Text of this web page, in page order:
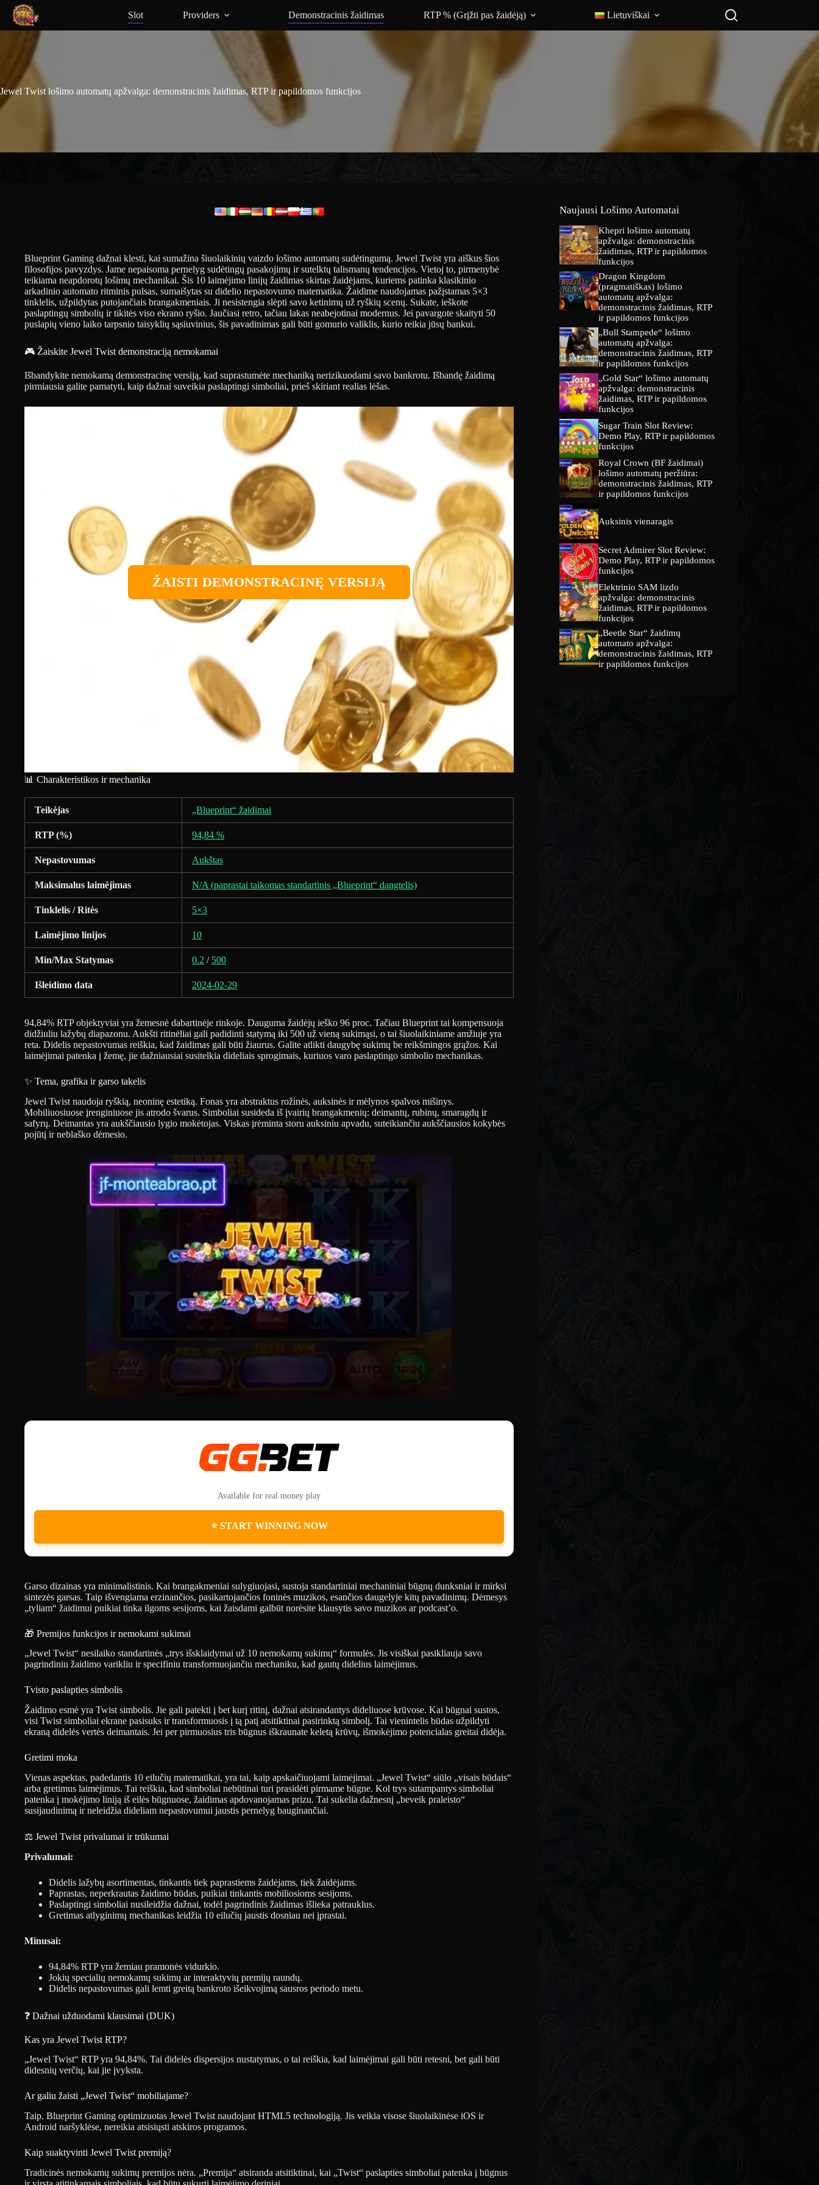
Slot Providers Demonstracinis žaidimas RTP % (Grįžti pas žaidėją) Lietuviškai
Jewel Twist lošimo automatų apžvalga: demonstracinis žaidimas, RTP ir papildomos funkcijos
Blueprint Gaming dažnai klesti, kai sumažina šiuolaikinių vaizdo lošimo automatų sudėtingumą. Jewel Twist yra aiškus šios
filosofijos pavyzdys. Jame nepaisoma pernelyg sudėtingų pasakojimų ir sutelktų talismanų tendencijos. Vietoj to, pirmenybė
teikiama neapdorotų lošimų mechanikai. Šis 10 laimėjimo linijų žaidimas skirtas žaidėjams, kuriems patinka klasikinio
arkadinio automato ritminis pulsas, sumaišytas su didelio nepastovumo matematika. Žaidime naudojamas pažįstamas 5×3
tinklelis, užpildytas putojančiais brangakmeniais. Ji nesistengia slėpti savo ketinimų už ryškių scenų. Sukate, ieškote
paslaptingų simbolių ir tikitės viso ekrano ryšio. Jaučiasi retro, tačiau lakas neabejotinai modernus. Jei pavargote skaityti 50
puslapių vieno laiko tarpsnio taisyklių sąsiuvinius, šis pavadinimas gali būti gomurio valiklis, kurio reikia jūsų bankui.
🎮 Žaiskite Jewel Twist demonstraciją nemokamai
Išbandykite nemokamą demonstracinę versiją, kad suprastumėte mechaniką nerizikuodami savo bankrotu. Išbandę žaidimą
pirmiausia galite pamatyti, kaip dažnai suveikia paslaptingi simboliai, prieš skiriant realias lėšas.
ŽAISTI DEMONSTRACINĘ VERSIJĄ
📊 Charakteristikos ir mechanika
Teikėjas „Blueprint“ žaidimai
RTP (%) 94,84 %
Nepastovumas Aukštas
Maksimalus laimėjimas N/A (paprastai taikomas standartinis „Blueprint“ dangtelis)
Tinklelis / Ritės 5×3
Laimėjimo linijos 10
Min/Max Statymas 0.2 / 500
Išleidimo data 2024-02-29
94,84% RTP objektyviai yra žemesnė dabartinėje rinkoje. Dauguma žaidėjų ieško 96 proc. Tačiau Blueprint tai kompensuoja
didžiuliu lažybų diapazonu. Aukšti ritinėliai gali padidinti statymą iki 500 už vieną sukimąsi, o tai šiuolaikiniame amžiuje yra
reta. Didelis nepastovumas reiškia, kad žaidimas gali būti žiaurus. Galite atlikti daugybę sukimų be reikšmingos grąžos. Kai
laimėjimai patenka į žemę, jie dažniausiai susitelkia dideliais sprogimais, kuriuos varo paslaptingo simbolio mechanikas.
✨ Tema, grafika ir garso takelis
Jewel Twist naudoja ryškią, neoninę estetiką. Fonas yra abstraktus rožinės, auksinės ir mėlynos spalvos mišinys.
Mobiliuosiuose įrenginiuose jis atrodo švarus. Simboliai susideda iš įvairių brangakmenių: deimantų, rubinų, smaragdų ir
safyrų. Deimantas yra aukščiausio lygio mokėtojas. Viskas įrėminta storu auksiniu apvadu, suteikiančiu aukščiausios kokybės
pojūtį ir neblaško dėmesio.
Available for real money play
⭐ START WINNING NOW
Garso dizainas yra minimalistinis. Kai brangakmeniai sulygiuojasi, sustoja standartiniai mechaniniai būgnų dunksniai ir mirksi
sintezės garsas. Taip išvengiama erzinančios, pasikartojančios foninės muzikos, esančios daugelyje kitų pavadinimų. Dėmesys
„tyliam“ žaidimui puikiai tinka ilgoms sesijoms, kai žaisdami galbūt norėsite klausytis savo muzikos ar podcast’o.
🎁 Premijos funkcijos ir nemokami sukimai
„Jewel Twist“ nesilaiko standartinės „trys išsklaidymai už 10 nemokamų sukimų“ formulės. Jis visiškai pasikliauja savo
pagrindiniu žaidimo varikliu ir specifiniu transformuojančiu mechaniku, kad gautų didelius laimėjimus.
Tvisto paslapties simbolis
Žaidimo esmė yra Twist simbolis. Jie gali patekti į bet kurį ritinį, dažnai atsirandantys dideliuose krūvose. Kai būgnai sustos,
visi Twist simboliai ekrane pasisuks ir transformuosis į tą patį atsitiktinai pasirinktą simbolį. Tai vienintelis būdas užpildyti
ekraną didelės vertės deimantais. Jei per pirmuosius tris būgnus iškraunate keletą krūvų, išmokėjimo potencialas greitai didėja.
Gretimi moka
Vienas aspektas, padedantis 10 eilučių matematikai, yra tai, kaip apskaičiuojami laimėjimai. „Jewel Twist“ siūlo „visais būdais“
arba gretimus laimėjimus. Tai reiškia, kad simboliai nebūtinai turi prasidėti pirmame būgne. Kol trys sutampantys simboliai
patenka į mokėjimo liniją iš eilės būgnuose, žaidimas apdovanojamas prizu. Tai sukelia dažnesnį „beveik praleisto“
susijaudinimą ir neleidžia dideliam nepastovumui jaustis pernelyg bauginančiai.
⚖️ Jewel Twist privalumai ir trūkumai
Privalumai:
Didelis lažybų asortimentas, tinkantis tiek paprastiems žaidėjams, tiek žaidėjams.
Paprastas, neperkrautas žaidimo būdas, puikiai tinkantis mobiliosioms sesijoms.
Paslaptingi simboliai nusileidžia dažnai, todėl pagrindinis žaidimas išlieka patrauklus.
Gretimas atlyginimų mechanikas leidžia 10 eilučių jaustis dosniau nei įprastai.
Minusai:
94,84% RTP yra žemiau pramonės vidurkio.
Jokių specialių nemokamų sukimų ar interaktyvių premijų raundų.
Didelis nepastovumas gali lemti greitą bankroto išeikvojimą sausros periodo metu.
❓ Dažnai užduodami klausimai (DUK)
Kas yra Jewel Twist RTP?
„Jewel Twist“ RTP yra 94,84%. Tai didelės dispersijos nustatymas, o tai reiškia, kad laimėjimai gali būti retesni, bet gali būti
didesnių verčių, kai jie įvyksta.
Ar galiu žaisti „Jewel Twist“ mobiliajame?
Taip. Blueprint Gaming optimizuotas Jewel Twist naudojant HTML5 technologiją. Jis veikia visose šiuolaikinėse iOS ir
Android naršyklėse, nereikia atsisiųsti atskiros programos.
Kaip suaktyvinti Jewel Twist premiją?
Tradicinės nemokamų sukimų premijos nėra. „Premija“ atsiranda atsitiktinai, kai „Twist“ paslapties simboliai patenka į būgnus
Naujausi Lošimo Automatai
Khepri lošimo automatų
apžvalga: demonstracinis
žaidimas, RTP ir papildomos
funkcijos
Dragon Kingdom
(pragmatiškas) lošimo
automatų apžvalga:
demonstracinis žaidimas, RTP
ir papildomos funkcijos
„Bull Stampede“ lošimo
automatų apžvalga:
demonstracinis žaidimas, RTP
ir papildomos funkcijos
„Gold Star“ lošimo automatų
apžvalga: demonstracinis
žaidimas, RTP ir papildomos
funkcijos
Sugar Train Slot Review:
Demo Play, RTP ir papildomos
funkcijos
Royal Crown (BF žaidimai)
lošimo automatų peržiūra:
demonstracinis žaidimas, RTP
ir papildomos funkcijos
Auksinis vienaragis
Secret Admirer Slot Review:
Demo Play, RTP ir papildomos
funkcijos
Elektrinio SAM lizdo
apžvalga: demonstracinis
žaidimas, RTP ir papildomos
funkcijos
„Beetle Star“ žaidimų
automato apžvalga:
demonstracinis žaidimas, RTP
ir papildomos funkcijos